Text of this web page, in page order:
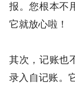
报。您根本不
它就放心啦！
其次，记账也
录入自记账。